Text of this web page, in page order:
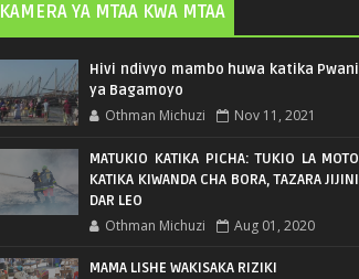
KAMERA YA MTAA KWA MTAA
Hivi ndivyo mambo huwa katika Pwani
ya Bagamoyo
Othman Michuzi Nov 11, 2021
MATUKIO KATIKA PICHA: TUKIO LA MOTO
KATIKA KIWANDA CHA BORA, TAZARA JIJINI
DAR LEO
Othman Michuzi Aug 01, 2020
MAMA LISHE WAKISAKA RIZIKI